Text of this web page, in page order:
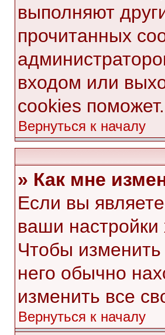
выполняют
прочитанных
входом или
cookies поможет.
Вернуться к началу
» Как мне
Если вы
ваши
Чтобы
него обычно
изменить все
Вернуться к началу